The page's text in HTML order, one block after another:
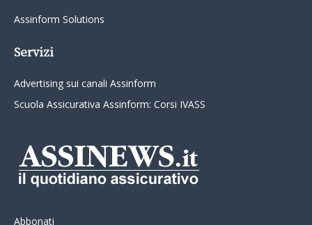
Assinform Solutions
Servizi
Advertising sui canali Assinform
Scuola Assicurativa Assinform: Corsi IVASS
Abbonati